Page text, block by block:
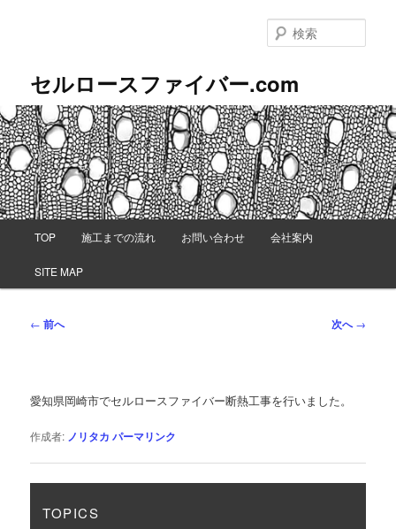
ン
ツ
へ
移
動
セルロースファイバー.com
索
TOP 施工までの流れ お問い合わせ 会社案内
SITE MAP
投
ゲ
シ
← 前へ 次へ→
愛知県岡崎市でセルロースファイバー断熱工事を行いました。
作成者: ノリタカ パーマリンク
TOPICS